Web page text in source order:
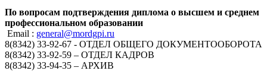
По вопросам подтверждения диплома о высшем и среднем
профессиональном образовании
Email : general@mordgpi.ru
8(8342) 33-92-67 - ОТДЕЛ ОБЩЕГО ДОКУМЕНТООБОРОТА
8(8342) 33-92-59 – ОТДЕЛ КАДРОВ
8(8342) 33-94-35 – АРХИВ